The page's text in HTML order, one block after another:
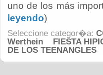
uno de los más
leyendo)
Seleccione categor�a:
Werthein
FIESTA
DE LOS TEENANGLES